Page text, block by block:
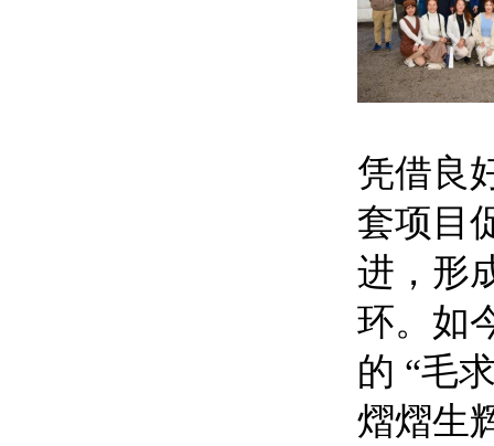
凭借良
套项目
进，形
环。如
的 “毛
熠熠生